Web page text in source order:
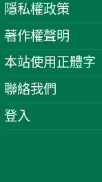
隱私權政策
著作權聲明
本站使用正體字
聯絡我們
登入